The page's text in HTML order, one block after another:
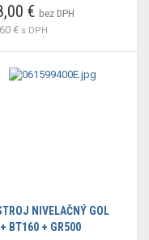
€ bez DPH
€ s DPH
NIVELAČNÝ GOL
BT160 + GR500